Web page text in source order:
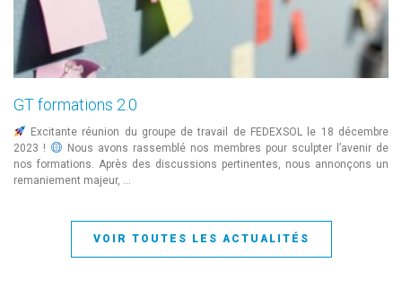
GT formations 2.0
Excitante réunion du groupe de travail de FEDEXSOL le 18 décembre
2023 !
Nous avons rassemblé nos membres pour sculpter l’avenir de
nos formations. Après des discussions pertinentes, nous annonçons un
remaniement majeur, …
VOIR TOUTES LES ACTUALITÉS